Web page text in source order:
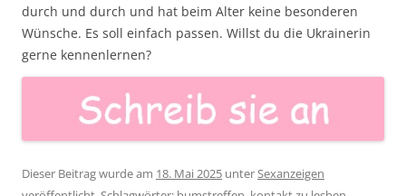
durch und durch und hat beim Alter keine besonderen
Wünsche. Es soll einfach passen. Willst du die Ukrainerin
gerne kennenlernen?
Dieser Beitrag wurde am 18. Mai 2025 unterSexanzeigen